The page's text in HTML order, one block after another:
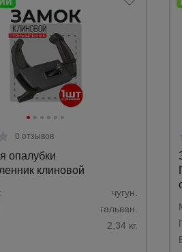
0 отзывов
опалубки
клиновой
чугун.
гальван.
2,34 кг.